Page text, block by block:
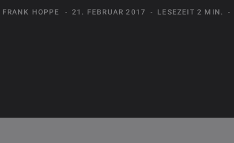
FRANK HOPPE 21. FEBRUAR 2017 LESEZEIT 2 MIN.